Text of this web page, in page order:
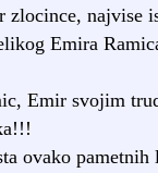
zlocince, najvise
Emira
Emir svojim
ovako